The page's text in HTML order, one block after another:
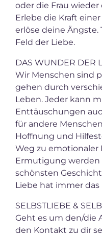
oder die Frau
Erlebe die Kraft
erlöse deine Ängste.
Feld der Liebe.
DAS WUNDER DER
Wir Menschen sind
gehen durch
Leben. Jeder kann
Enttäuschungen
für andere
Hoffnung und
Weg zu emotionaler
Ermutigung werden
schönsten
Liebe hat immer
SELBSTLIEBE &
Geht es um den/die
den Kontakt zu dir